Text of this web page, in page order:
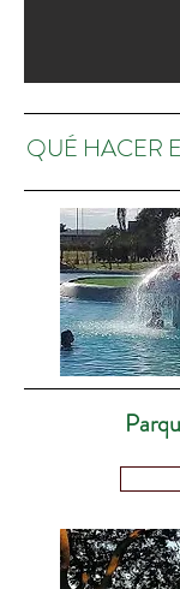
QUÉ HACER